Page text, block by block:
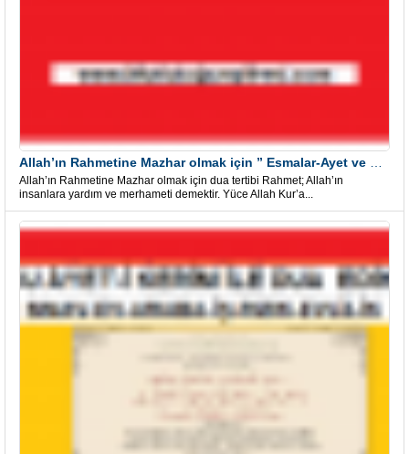
Allah’ın Rahmetine Mazhar olmak için dua tertibi Rahmet; Allah’ın
insanlara yardım ve merhameti demektir. Yüce Allah Kur’a...